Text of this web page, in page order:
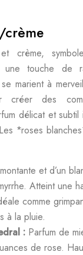
crème
crème,
une touche de
marient à
créer des
délicat et
*roses
et d’un
Atteint une
comme
à la pluie.
: Parfum de
de rose.